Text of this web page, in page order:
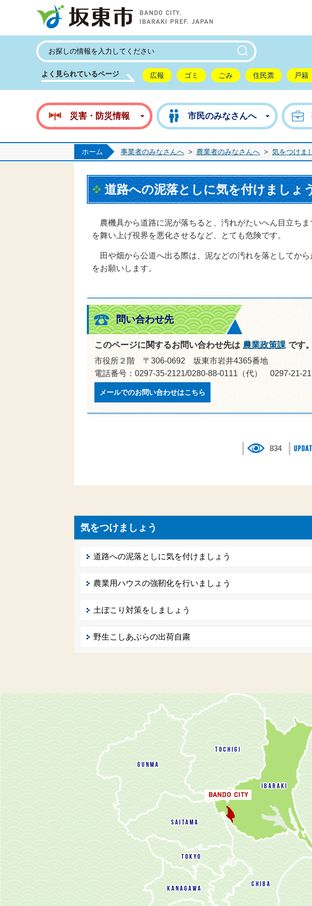
よく見られているページ 広報 ゴミ ごみ 住民票 戸籍
災害・防災情報 市民のみなさんへ
ホーム 事業者のみなさんへ > 農業者のみなさんへ > 気をつけま
道路への泥落としに気を付けましょ
農機具から道路に泥が落ちると、汚れがたいへん目立ち
を舞い上げ視界を悪化させるなど、とても危険です。
田や畑から公道へ出る際は、泥などの汚れを落としてか
をお願いします。
問い合わせ先
このページに関するお問い合わせ先は 農業政策課 です。
市役所２階 〒306-0692 坂東市岩井4365番地
電話番号：0297-35-2121/0280-88-0111（代） 0297-21-
メールでのお問い合わせはこちら
834
気をつけましょう
道路への泥落としに気を付けましょう
農業用ハウスの強靭化を行いましょう
土ぼこり対策をしましょう
野生こしあぶらの出荷自粛